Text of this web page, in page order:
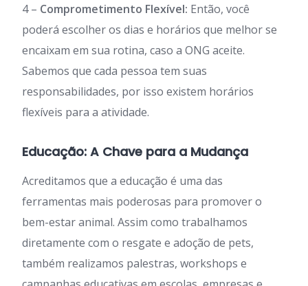
4 – Comprometimento Flexível: Então, você
poderá escolher os dias e horários que melhor se
encaixam em sua rotina, caso a ONG aceite.
Sabemos que cada pessoa tem suas
responsabilidades, por isso existem horários
flexíveis para a atividade.
Educação: A Chave para a Mudança
Acreditamos que a educação é uma das
ferramentas mais poderosas para promover o
bem-estar animal. Assim como trabalhamos
diretamente com o resgate e adoção de pets,
também realizamos palestras, workshops e